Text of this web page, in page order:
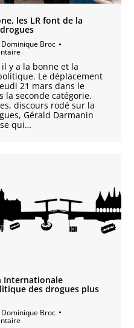
les LR font de la
Dominique Broc
il y a la bonne et la
Le déplacement
21 mars dans le
la seconde catégorie.
discours rodé sur la
Gérald Darmanin
qui…
Internationale
des drogues plus
Dominique Broc